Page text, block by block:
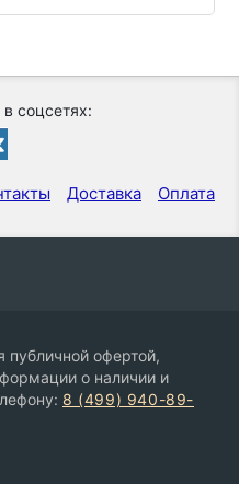
соцсетях:
Доставка Оплата
офертой,
о наличии и
8 (499) 940-89-